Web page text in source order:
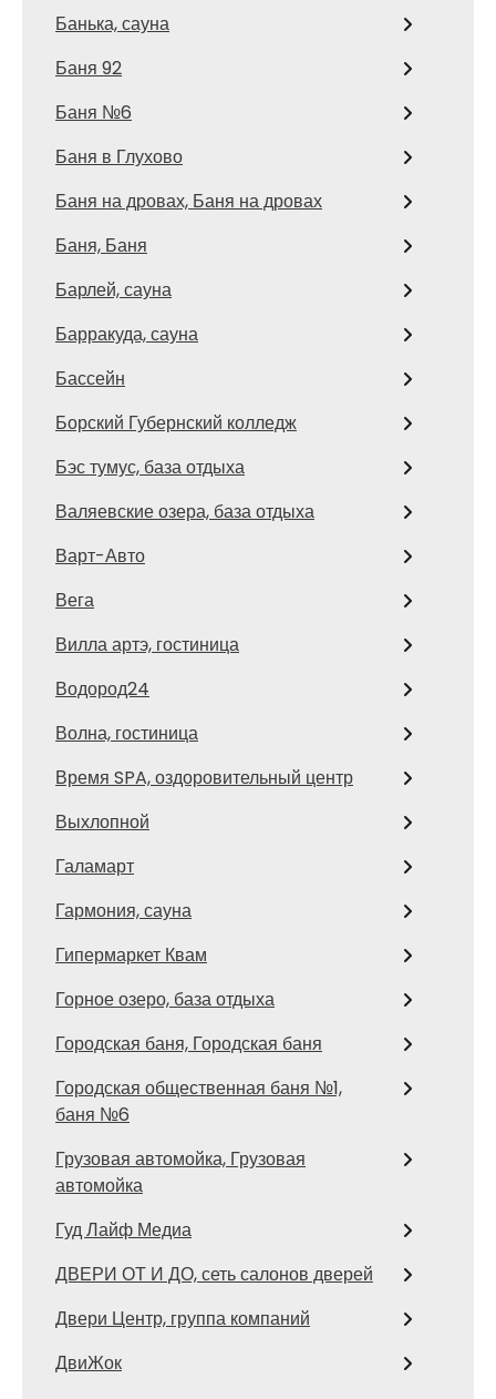
Банька, сауна
Баня 92
Баня №6
Баня в Глухово
Баня на дровах, Баня на дровах
Баня, Баня
Барлей, сауна
Барракуда, сауна
Бассейн
Борский Губернский колледж
Бэс тумус, база отдыха
Валяевские озера, база отдыха
Варт-Авто
Вега
Вилла артэ, гостиница
Водород24
Волна, гостиница
Время SPA, оздоровительный центр
Выхлопной
Галамарт
Гармония, сауна
Гипермаркет Квам
Горное озеро, база отдыха
Городская баня, Городская баня
Городская общественная баня №1,
баня №6
Грузовая автомойка, Грузовая
автомойка
Гуд Лайф Медиа
ДВЕРИ ОТ И ДО, сеть салонов дверей
Двери Центр, группа компаний
ДвиЖок